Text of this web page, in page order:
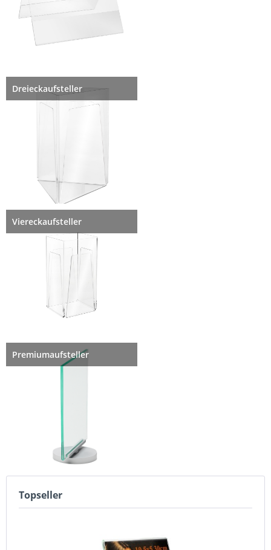
Dreieckaufsteller
Viereckaufsteller
Premiumaufsteller
Topseller